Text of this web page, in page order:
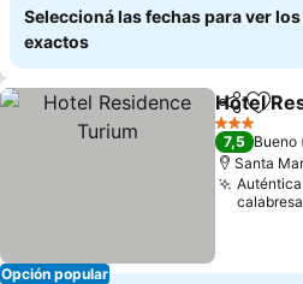
Seleccioná las fechas para ver
exactos
Opción popular
Compartir
Hotel
3 Estrellas
7,5 Bueno
Santa
calabresa